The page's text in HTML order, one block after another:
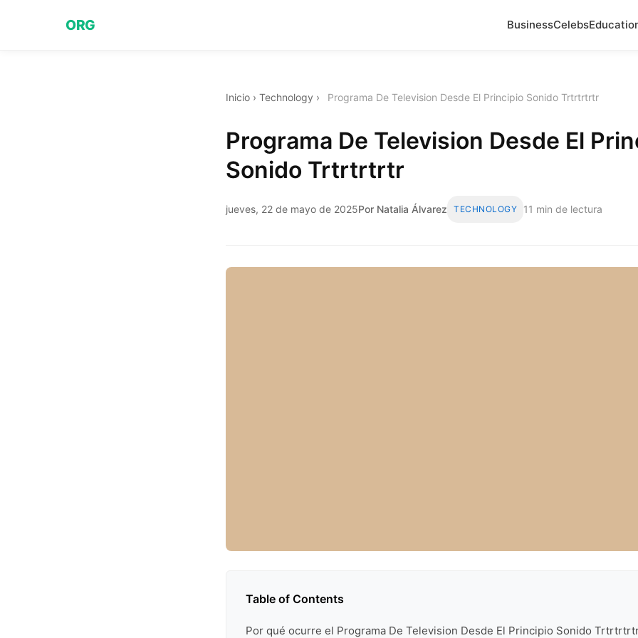
ORG BusinessCelebs
Inicio › Technology › Programa De Television Desde El Principio Sonido Trtrtrtrtr
Programa De Television Desde El
Sonido Trtrtrtrtr
jueves, 22 de mayo de 2025Por Natalia Álvarez TECHNOLOGY 11 min de lectura
Table of Contents
Por qué ocurre el Programa De Television Desde El Principio Sonido